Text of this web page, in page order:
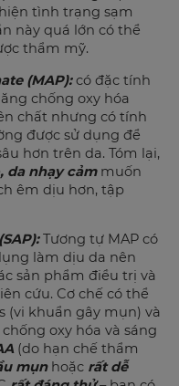
tình trạng sạm
này quá lớn có thể
thẩm mỹ.
(MAP):có đặc tính
chống oxy hóa
chất nhưng có tính
được sử dụng để
hơn trên da. Tóm lại,
da nhạy cảmmuốn
êm dịu hơn, tập
Tương tự MAP có
làm dịu da nên
sản phẩm điều trị và
cứu. Cơ chế có thể
(vi khuẩn gây mụn) và
oxy hóa và sáng
(do hạn chế thẩm
mụn hoặc rất dễ